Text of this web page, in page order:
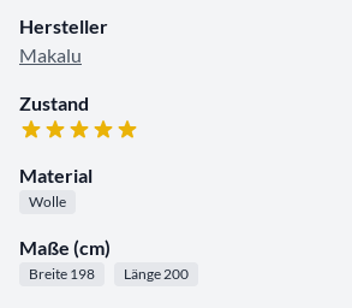
Hersteller
Makalu
Zustand
Material
Wolle
Maße (cm)
Breite 198 Länge 200